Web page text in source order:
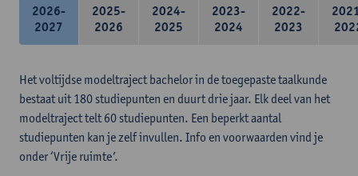
2026-
2027
2025-
2026
2024-
2025
2023-
2024
2022-
2023
Het voltijdse modeltraject bachelor in de toegepaste taalkunde
bestaat uit 180 studiepunten en duurt drie jaar. Elk deel van het
modeltraject telt 60 studiepunten. Een beperkt aantal
studiepunten kan je zelf invullen. Info en voorwaarden vind je
onder ‘Vrije ruimte’.